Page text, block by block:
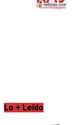
Lo + Leído